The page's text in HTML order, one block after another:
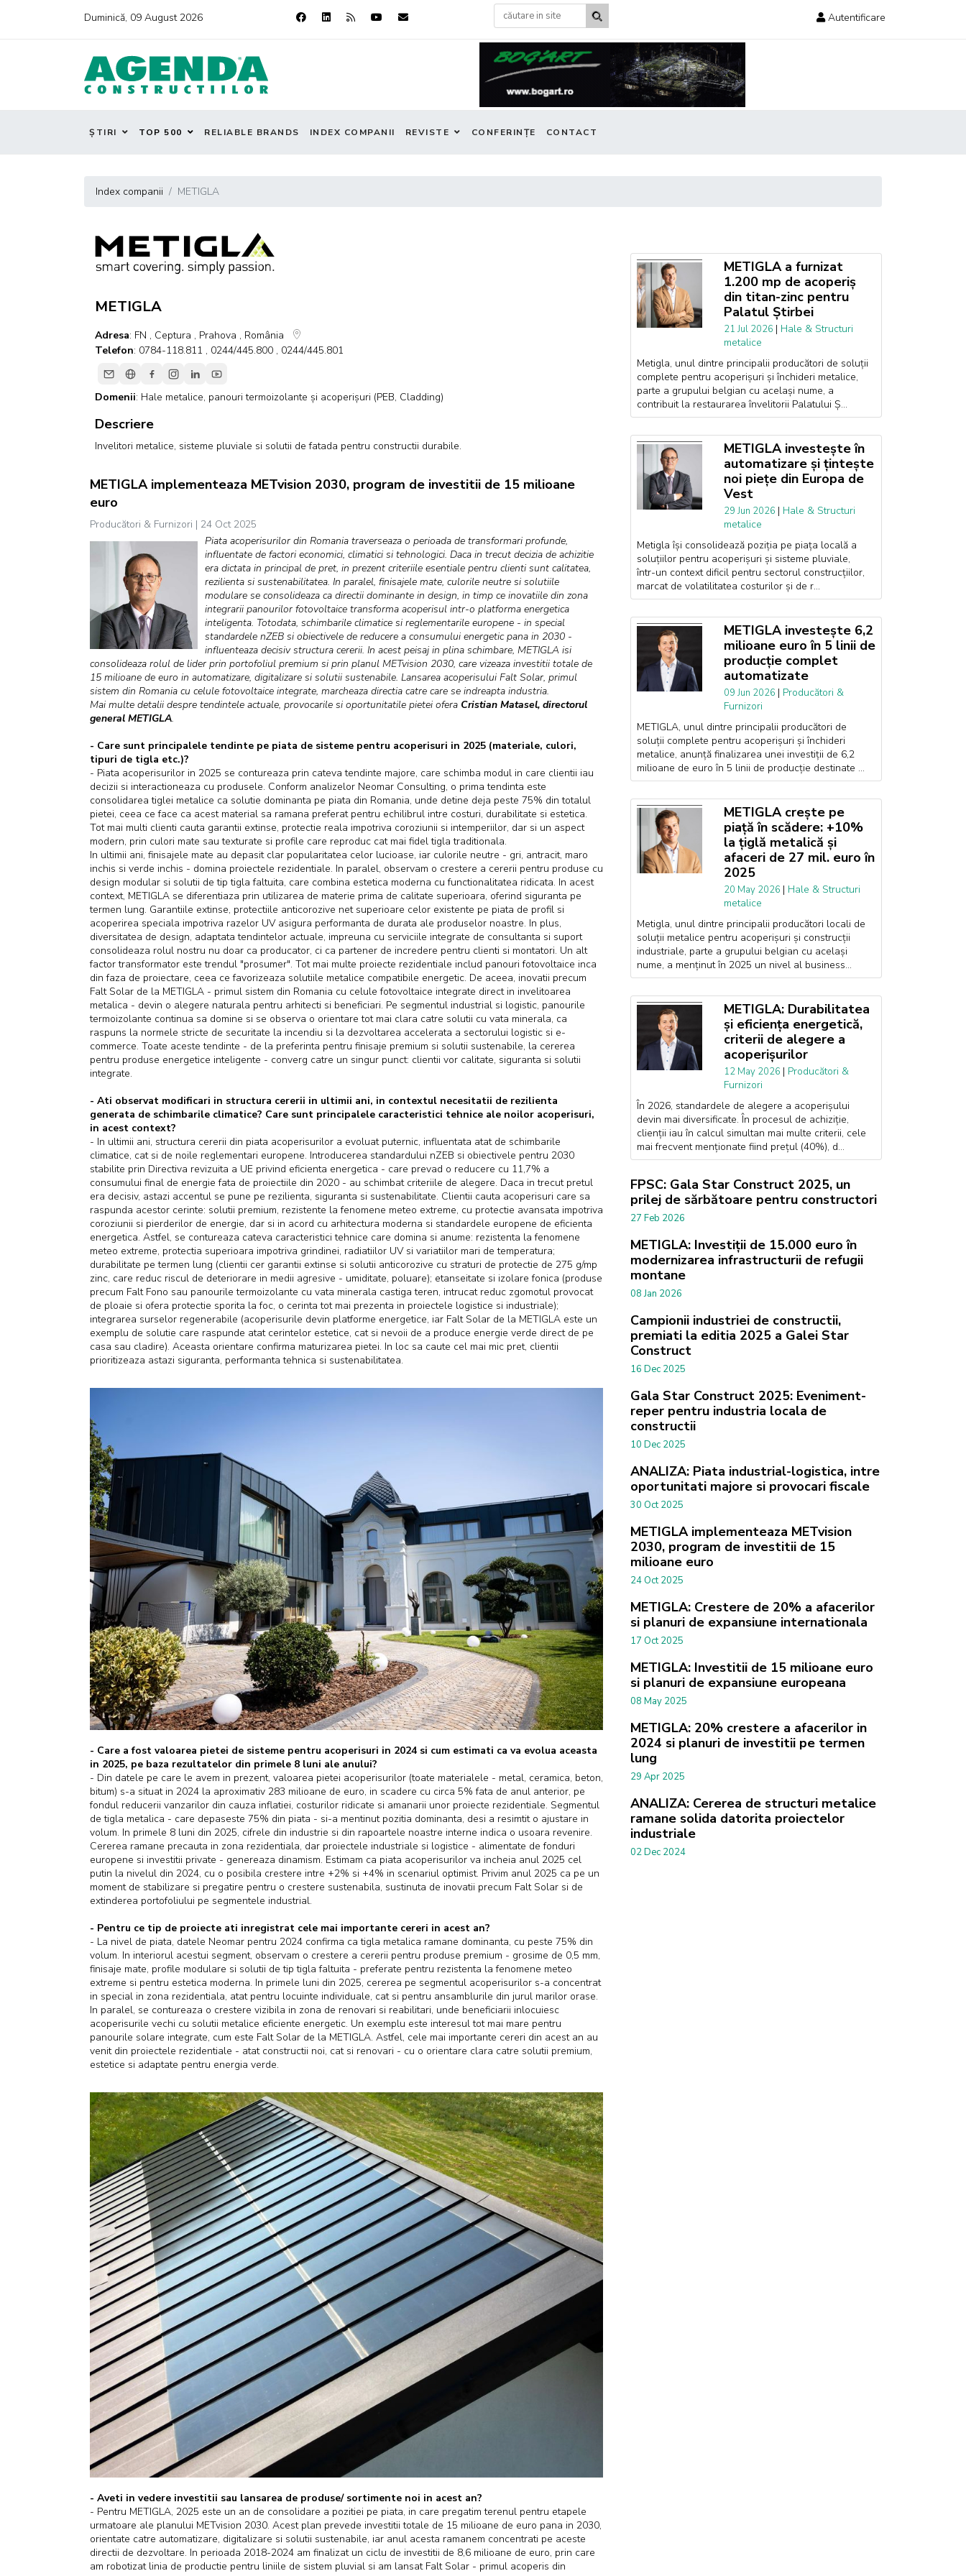
Duminică, 09 August 2026 Autentificare
ȘTIRI TOP 500 RELIABLE BRANDS INDEX COMPANII REVISTE CONFERINȚE CONTACT
Index companii METIGLA
METIGLA
Adresa: FN , Ceptura , Prahova , România
Telefon: 0784-118.811 , 0244/445.800 , 0244/445.801
Domenii: Hale metalice, panouri termoizolante și acoperișuri (PEB, Cladding)
Descriere
Invelitori metalice, sisteme pluviale si solutii de fatada pentru constructii durabile.
METIGLA implementeaza METvision 2030, program de investitii de 15 milioane
euro
Producători & Furnizori | 24 Oct 2025
Piata acoperisurilor din Romania traverseaza o perioada de transformari profunde,
influentate de factori economici, climatici si tehnologici. Daca in trecut decizia de achizitie
era dictata in principal de pret, in prezent criteriile esentiale pentru clienti sunt calitatea,
rezilienta si sustenabilitatea. In paralel, finisajele mate, culorile neutre si solutiile
modulare se consolideaza ca directii dominante in design, in timp ce inovatiile din zona
integrarii panourilor fotovoltaice transforma acoperisul intr-o platforma energetica
inteligenta. Totodata, schimbarile climatice si reglementarile europene - in special
standardele nZEB si obiectivele de reducere a consumului energetic pana in 2030 -
influenteaza decisiv structura cererii. In acest peisaj in plina schimbare, METIGLA isi
consolideaza rolul de lider prin portofoliul premium si prin planul METvision 2030, care vizeaza investitii totale de
15 milioane de euro in automatizare, digitalizare si solutii sustenabile. Lansarea acoperisului Falt Solar, primul
sistem din Romania cu celule fotovoltaice integrate, marcheaza directia catre care se indreapta industria.
Mai multe detalii despre tendintele actuale, provocarile si oportunitatile pietei ofera Cristian Matasel, directorul
general METIGLA.
- Care sunt principalele tendinte pe piata de sisteme pentru acoperisuri in 2025 (materiale, culori,
tipuri de tigla etc.)?
- Piata acoperisurilor in 2025 se contureaza prin cateva tendinte majore, care schimba modul in care clientii iau
decizii si interactioneaza cu produsele. Conform analizelor Neomar Consulting, o prima tendinta este
consolidarea tiglei metalice ca solutie dominanta pe piata din Romania, unde detine deja peste 75% din totalul
pietei, ceea ce face ca acest material sa ramana preferat pentru echilibrul intre costuri, durabilitate si estetica.
Tot mai multi clienti cauta garantii extinse, protectie reala impotriva coroziunii si intemperiilor, dar si un aspect
modern, prin culori mate sau texturate si profile care reproduc cat mai fidel tigla traditionala.
In ultimii ani, finisajele mate au depasit clar popularitatea celor lucioase, iar culorile neutre - gri, antracit, maro
inchis si verde inchis - domina proiectele rezidentiale. In paralel, observam o crestere a cererii pentru produse cu
design modular si solutii de tip tigla faltuita, care combina estetica moderna cu functionalitatea ridicata. In acest
context, METIGLA se diferentiaza prin utilizarea de materie prima de calitate superioara, oferind siguranta pe
termen lung. Garantiile extinse, protectiile anticorozive net superioare celor existente pe piata de profil si
acoperirea speciala impotriva razelor UV asigura performanta de durata ale produselor noastre. In plus,
diversitatea de design, adaptata tendintelor actuale, impreuna cu serviciile integrate de consultanta si suport
consolideaza rolul nostru nu doar ca producator, ci ca partener de incredere pentru clienti si montatori. Un alt
factor transformator este trendul "prosumer". Tot mai multe proiecte rezidentiale includ panouri fotovoltaice inca
din faza de proiectare, ceea ce favorizeaza solutiile metalice compatibile energetic. De aceea, inovatii precum
Falt Solar de la METIGLA - primul sistem din Romania cu celule fotovoltaice integrate direct in invelitoarea
metalica - devin o alegere naturala pentru arhitecti si beneficiari. Pe segmentul industrial si logistic, panourile
termoizolante continua sa domine si se observa o orientare tot mai clara catre solutii cu vata minerala, ca
raspuns la normele stricte de securitate la incendiu si la dezvoltarea accelerata a sectorului logistic si e-
commerce. Toate aceste tendinte - de la preferinta pentru finisaje premium si solutii sustenabile, la cererea
pentru produse energetice inteligente - converg catre un singur punct: clientii vor calitate, siguranta si solutii
integrate.
- Ati observat modificari in structura cererii in ultimii ani, in contextul necesitatii de rezilienta
generata de schimbarile climatice? Care sunt principalele caracteristici tehnice ale noilor acoperisuri,
in acest context?
- In ultimii ani, structura cererii din piata acoperisurilor a evoluat puternic, influentata atat de schimbarile
climatice, cat si de noile reglementari europene. Introducerea standardului nZEB si obiectivele pentru 2030
stabilite prin Directiva revizuita a UE privind eficienta energetica - care prevad o reducere cu 11,7% a
consumului final de energie fata de proiectiile din 2020 - au schimbat criteriile de alegere. Daca in trecut pretul
era decisiv, astazi accentul se pune pe rezilienta, siguranta si sustenabilitate. Clientii cauta acoperisuri care sa
raspunda acestor cerinte: solutii premium, rezistente la fenomene meteo extreme, cu protectie avansata impotriva
coroziunii si pierderilor de energie, dar si in acord cu arhitectura moderna si standardele europene de eficienta
energetica. Astfel, se contureaza cateva caracteristici tehnice care domina si anume: rezistenta la fenomene
meteo extreme, protectia superioara impotriva grindinei, radiatiilor UV si variatiilor mari de temperatura;
durabilitate pe termen lung (clientii cer garantii extinse si solutii anticorozive cu straturi de protectie de 275 g/mp
zinc, care reduc riscul de deteriorare in medii agresive - umiditate, poluare); etanseitate si izolare fonica (produse
precum Falt Fono sau panourile termoizolante cu vata minerala castiga teren, intrucat reduc zgomotul provocat
de ploaie si ofera protectie sporita la foc, o cerinta tot mai prezenta in proiectele logistice si industriale);
integrarea surselor regenerabile (acoperisurile devin platforme energetice, iar Falt Solar de la METIGLA este un
exemplu de solutie care raspunde atat cerintelor estetice, cat si nevoii de a produce energie verde direct de pe
casa sau cladire). Aceasta orientare confirma maturizarea pietei. In loc sa caute cel mai mic pret, clientii
prioritizeaza astazi siguranta, performanta tehnica si sustenabilitatea.
- Care a fost valoarea pietei de sisteme pentru acoperisuri in 2024 si cum estimati ca va evolua aceasta
in 2025, pe baza rezultatelor din primele 8 luni ale anului?
- Din datele pe care le avem in prezent, valoarea pietei acoperisurilor (toate materialele - metal, ceramica, beton,
bitum) s-a situat in 2024 la aproximativ 283 milioane de euro, in scadere cu circa 5% fata de anul anterior, pe
fondul reducerii vanzarilor din cauza inflatiei, costurilor ridicate si amanarii unor proiecte rezidentiale. Segmentul
de tigla metalica - care depaseste 75% din piata - si-a mentinut pozitia dominanta, desi a resimtit o ajustare in
volum. In primele 8 luni din 2025, cifrele din industrie si din rapoartele noastre interne indica o usoara revenire.
Cererea ramane precauta in zona rezidentiala, dar proiectele industriale si logistice - alimentate de fonduri
europene si investitii private - genereaza dinamism. Estimam ca piata acoperisurilor va incheia anul 2025 cel
putin la nivelul din 2024, cu o posibila crestere intre +2% si +4% in scenariul optimist. Privim anul 2025 ca pe un
moment de stabilizare si pregatire pentru o crestere sustenabila, sustinuta de inovatii precum Falt Solar si de
extinderea portofoliului pe segmentele industrial.
- Pentru ce tip de proiecte ati inregistrat cele mai importante cereri in acest an?
- La nivel de piata, datele Neomar pentru 2024 confirma ca tigla metalica ramane dominanta, cu peste 75% din
volum. In interiorul acestui segment, observam o crestere a cererii pentru produse premium - grosime de 0,5 mm,
finisaje mate, profile modulare si solutii de tip tigla faltuita - preferate pentru rezistenta la fenomene meteo
extreme si pentru estetica moderna. In primele luni din 2025, cererea pe segmentul acoperisurilor s-a concentrat
in special in zona rezidentiala, atat pentru locuinte individuale, cat si pentru ansamblurile din jurul marilor orase.
In paralel, se contureaza o crestere vizibila in zona de renovari si reabilitari, unde beneficiarii inlocuiesc
acoperisurile vechi cu solutii metalice eficiente energetic. Un exemplu este interesul tot mai mare pentru
panourile solare integrate, cum este Falt Solar de la METIGLA. Astfel, cele mai importante cereri din acest an au
venit din proiectele rezidentiale - atat constructii noi, cat si renovari - cu o orientare clara catre solutii premium,
estetice si adaptate pentru energia verde.
- Aveti in vedere investitii sau lansarea de produse/ sortimente noi in acest an?
- Pentru METIGLA, 2025 este un an de consolidare a pozitiei pe piata, in care pregatim terenul pentru etapele
urmatoare ale planului METvision 2030. Acest plan prevede investitii totale de 15 milioane de euro pana in 2030,
orientate catre automatizare, digitalizare si solutii sustenabile, iar anul acesta ramanem concentrati pe aceste
directii de dezvoltare. In perioada 2018-2024 am finalizat un ciclu de investitii de 8,6 milioane de euro, prin care
am robotizat linia de productie pentru liniile de sistem pluvial si am lansat Falt Solar - primul acoperis din
METIGLA a furnizat
1.200 mp de acoperiș
din titan-zinc pentru
Palatul Știrbei
21 Jul 2026 | Hale & Structuri
metalice
Metigla, unul dintre principalii producători de soluții
complete pentru acoperișuri și închideri metalice,
parte a grupului belgian cu același nume, a
contribuit la restaurarea învelitorii Palatului Ș...
METIGLA investește în
automatizare și țintește
noi piețe din Europa de
Vest
29 Jun 2026 | Hale & Structuri
metalice
Metigla își consolidează poziția pe piața locală a
soluțiilor pentru acoperișuri și sisteme pluviale,
într-un context dificil pentru sectorul construcțiilor,
marcat de volatilitatea costurilor și de r...
METIGLA investește 6,2
milioane euro în 5 linii de
producție complet
automatizate
09 Jun 2026 | Producători &
Furnizori
METIGLA, unul dintre principalii producători de
soluții complete pentru acoperișuri și închideri
metalice, anunță finalizarea unei investiții de 6,2
milioane de euro în 5 linii de producție destinate ...
METIGLA crește pe
piață în scădere: +10%
la țiglă metalică și
afaceri de 27 mil. euro în
2025
20 May 2026 | Hale & Structuri
metalice
Metigla, unul dintre principalii producători locali de
soluții metalice pentru acoperișuri și construcții
industriale, parte a grupului belgian cu același
nume, a menținut în 2025 un nivel al business...
METIGLA: Durabilitatea
și eficiența energetică,
criterii de alegere a
acoperișurilor
12 May 2026 | Producători &
Furnizori
În 2026, standardele de alegere a acoperișului
devin mai diversificate. În procesul de achiziție,
clienții iau în calcul simultan mai multe criterii, cele
mai frecvent menționate fiind prețul (40%), d...
FPSC: Gala Star Construct 2025, un
prilej de sărbătoare pentru constructori
27 Feb 2026
METIGLA: Investiții de 15.000 euro în
modernizarea infrastructurii de refugii
montane
08 Jan 2026
Campionii industriei de constructii,
premiati la editia 2025 a Galei Star
Construct
16 Dec 2025
Gala Star Construct 2025: Eveniment-
reper pentru industria locala de
constructii
10 Dec 2025
ANALIZA: Piata industrial-logistica, intre
oportunitati majore si provocari fiscale
30 Oct 2025
METIGLA implementeaza METvision
2030, program de investitii de 15
milioane euro
24 Oct 2025
METIGLA: Crestere de 20% a afacerilor
si planuri de expansiune internationala
17 Oct 2025
METIGLA: Investitii de 15 milioane euro
si planuri de expansiune europeana
08 May 2025
METIGLA: 20% crestere a afacerilor in
2024 si planuri de investitii pe termen
lung
29 Apr 2025
ANALIZA: Cererea de structuri metalice
ramane solida datorita proiectelor
industriale
02 Dec 2024